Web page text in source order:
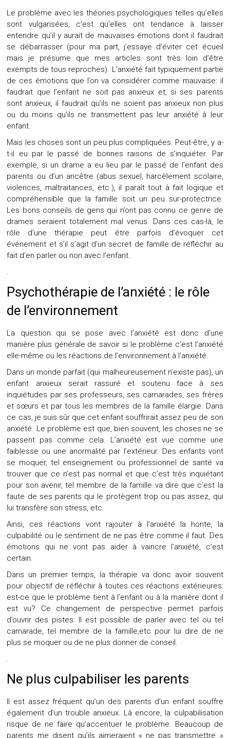
Le problème avec les théories psychologiques telles qu’elles
sont vulgarisées, c’est qu’elles ont tendance à laisser
entendre qu’il y aurait de mauvaises émotions dont il faudrait
se débarrasser (pour ma part, j’essaye d’éviter cet écueil
mais je présume que mes articles sont très loin d’être
exempts de tous reproches). L’anxiété fait typiquement partie
de ces émotions que l’on va considérer comme mauvaise: il
faudrait que l’enfant ne soit pas anxieux et, si ses parents
sont anxieux, il faudrait qu’ils ne soient pas anxieux non plus
ou du moins qu’ils ne transmettent pas leur anxiété à leur
enfant.
Mais les choses sont un peu plus compliquées. Peut-être, y a-
t-il eu par le passé de bonnes raisons de s’inquiéter. Par
exemple, si un drame a eu lieu par le passé de l’enfant des
parents ou d’un ancêtre (abus sexuel, harcèlement scolaire,
violences, maltraitances, etc.), il paraît tout à fait logique et
compréhensible que la famille soit un peu sur-protectrice.
Les bons conseils de gens qui n’ont pas connu ce genre de
drames seraient totalement mal venus. Dans ces cas-là, le
rôle d’une thérapie peut être parfois d’évoquer cet
événement et s’il s’agit d’un secret de famille de réfléchir au
fait d’en parler ou non avec l’enfant.
.
Psychothérapie de l’anxiété : le rôle
de l’environnement
La question qui se pose avec l’anxiété est donc d’une
manière plus générale de savoir si le problème c’est l’anxiété
elle-même ou les réactions de l’environnement à l’anxiété.
Dans un monde parfait (qui malheureusement n’existe pas), un
enfant anxieux serait rassuré et soutenu face à ses
inquiétudes par ses professeurs, ses camarades, ses frères
et sœurs et par tous les membres de la famille élargie. Dans
ce cas, je suis sûr que cet enfant souffrirait assez peu de son
anxiété. Le problème est que, bien souvent, les choses ne se
passent pas comme cela. L’anxiété est vue comme une
faiblesse ou une anormalité par l’extérieur. Des enfants vont
se moquer, tel enseignement ou professionnel de santé va
trouver que ce n’est pas normal et que c’est très inquiétant
pour son avenir, tel membre de la famille va dire que c’est la
faute de ses parents qui le protègent trop ou pas assez, qui
lui transfère son stress, etc.
Ainsi, ces réactions vont rajouter à l’anxiété la honte, la
culpabilité ou le sentiment de ne pas être comme il faut. Des
émotions qui ne vont pas aider à vaincre l’anxiété, c’est
certain.
Dans un premier temps, la thérapie va donc avoir souvent
pour objectif de réfléchir à toutes ces réactions extérieures:
est-ce que le problème tient à l’enfant ou à la manière dont il
est vu? Ce changement de perspective permet parfois
d’ouvrir des pistes: Il est possible de parler avec tel ou tel
camarade, tel membre de la famille,etc pour lui dire de ne
plus se moquer ou de ne plus donner de conseil.
.
Ne plus culpabiliser les parents
Il est assez fréquent qu’un des parents d’un enfant souffre
également d’un trouble anxieux. Là encore, la culpabilisation
risque de ne faire qu’accentuer le problème. Beaucoup de
parents me disent qu’ils aimeraient « ne pas transmettre »